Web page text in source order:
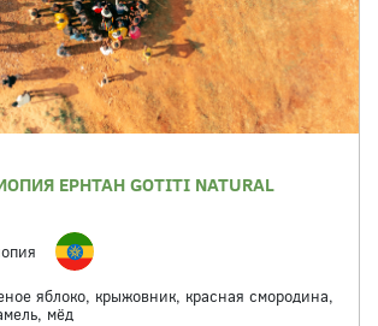
EPHTAH GOTITI NATURAL
яблоко, крыжовник, красная смородина,
мёд